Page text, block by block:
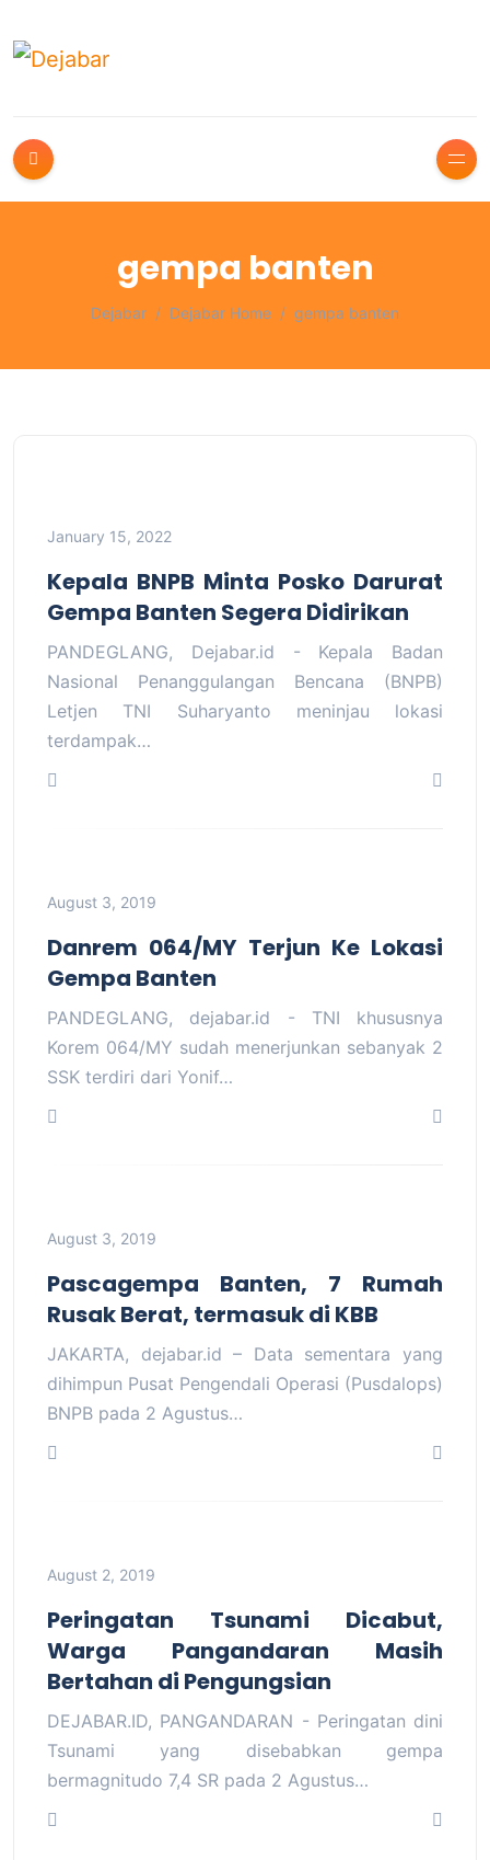
gempa banten
Dejabar Dejabar Home gempa banten
January 15, 2022
Kepala BNPB Minta Posko Darurat
Gempa Banten Segera Didirikan
PANDEGLANG, Dejabar.id - Kepala Badan
Nasional Penanggulangan Bencana (BNPB)
Letjen TNI Suharyanto meninjau lokasi
terdampak…
August 3, 2019
Danrem 064/MY Terjun Ke Lokasi
Gempa Banten
PANDEGLANG, dejabar.id - TNI khususnya
Korem 064/MY sudah menerjunkan sebanyak 2
SSK terdiri dari Yonif…
August 3, 2019
Pascagempa Banten, 7 Rumah
Rusak Berat, termasuk di KBB
JAKARTA, dejabar.id – Data sementara yang
dihimpun Pusat Pengendali Operasi (Pusdalops)
BNPB pada 2 Agustus…
August 2, 2019
Peringatan Tsunami Dicabut,
Warga Pangandaran Masih
Bertahan di Pengungsian
DEJABAR.ID, PANGANDARAN - Peringatan dini
Tsunami yang disebabkan gempa
bermagnitudo 7,4 SR pada 2 Agustus…